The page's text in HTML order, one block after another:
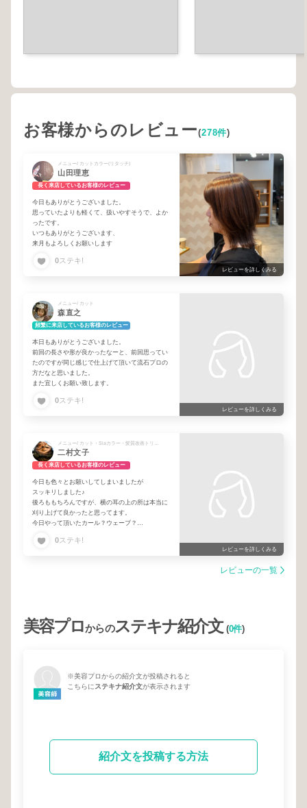
お客様からのレビュー(278件)
メニュー/ カットカラー(リタッチ)
山田理恵
長く来店しているお客様のレビュー
今日もありがとうございました。
思っていたよりも軽くて、扱いやすそうで、よか
ったです。
いつもありがとうございます、
来月もよろしくお願いします
0ステキ!
レビューを詳しくみる
メニュー/ カット
森直之
頻繁に来店しているお客様のレビュー
本日もありがとうございました。
前回の長さや形が良かったなーと、前回思ってい
たのですが同じ感じで仕上げて頂いて流石プロの
方だなと思いました。
また宜しくお願い致します。
0ステキ!
レビューを詳しくみる
二村文子
長く来店しているお客様のレビュー
今日も色々とお願いしてしまいましたが
スッキリしました♪
後ろももちろんですが、横の耳の上の所は本当に
刈り上げて良かったと思ってます。
今日やって頂いたカール？ウェーブ？
できたら良いですが😆
0ステキ!
レビューを詳しくみる
レビューの一覧
美容プロからのステキナ紹介文(0件)
※美容プロからの紹介文が投稿されると
こちらにステキナ紹介文が表示されます
紹介文を投稿する方法